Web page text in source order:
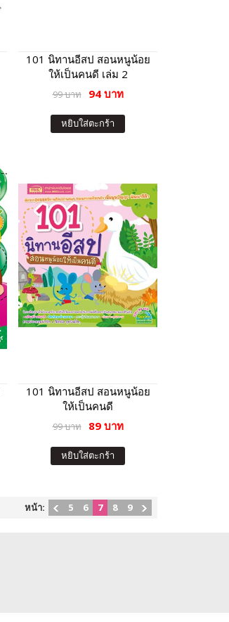
101 นิทานอีสป สอนหนูน้อย
ให้เป็นคนดี เล่ม 2
99 บาท 94 บาท
หยิบใส่ตะกร้า
101 นิทานอีสป สอนหนูน้อย
ให้เป็นคนดี
99 บาท 89 บาท
หยิบใส่ตะกร้า
หน้า: 5 6 7 8 9